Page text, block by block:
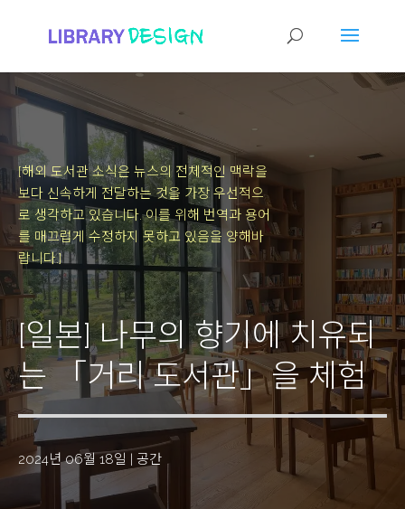
[해외 도서관 소식은 뉴스의 전체적인 맥락을
보다 신속하게 전달하는 것을 가장 우선적으
로 생각하고 있습니다.이를 위해 번역과 용어
를 매끄럽게 수정하지 못하고 있음을 양해바
랍니다.]
[일본] 나무의 향기에 치유되
는 「거리 도서관」을 체험
2024년 06월 18일 | 공간